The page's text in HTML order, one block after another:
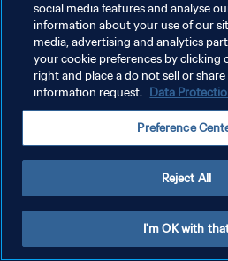
social media features and analyse
information about your use of our
media, advertising and analytics
your cookie preferences by clicking
right and place a do not sell or
information request. Data
Preference
Reject All
I'm OK with